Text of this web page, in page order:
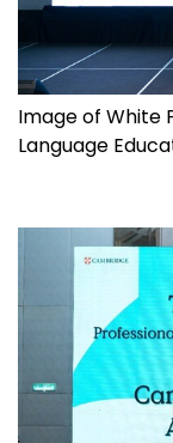
Image of White
Language